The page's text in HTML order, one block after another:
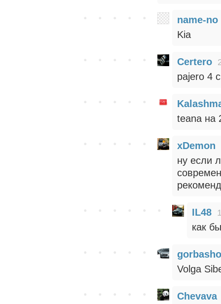
name-no
Kia
Certero
pajero 4
teana на
xDemon
ну если
IL48
как
Volga
Chevava